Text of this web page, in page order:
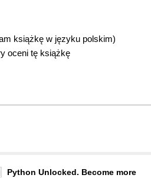
książkę w języku polskim)
oceni tę książkę
Python Unlocked. Become more